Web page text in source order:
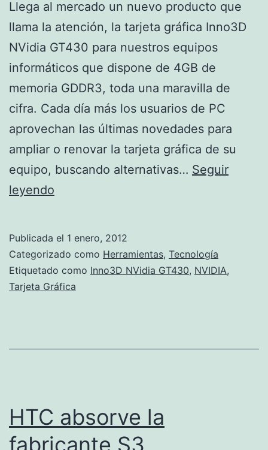
Llega al mercado un nuevo producto que
llama la atención, la tarjeta gráfica Inno3D
NVidia GT430 para nuestros equipos
informáticos que dispone de 4GB de
memoria GDDR3, toda una maravilla de
cifra. Cada día más los usuarios de PC
aprovechan las últimas novedades para
ampliar o renovar la tarjeta gráfica de su
equipo, buscando alternativas… Seguir
leyendo
Publicada el 1 enero, 2012
Categorizado como Herramientas, Tecnología
Etiquetado como Inno3D NVidia GT430, NVIDIA,
Tarjeta Gráfica
HTC absorve la
fabricante S3